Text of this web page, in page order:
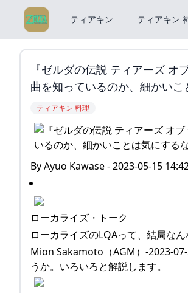
ティアキン ティアキン
『ゼルダの伝説 ティアーズ
曲を知っているのか、細かい
ティアキン 料理
By Ayuo Kawase - 2023-05-15
ローカライズ・トーク
ローカライズのLQAって、結局な
Mion Sakamoto（AGM）-2023-
うか。いろいろと解説します。